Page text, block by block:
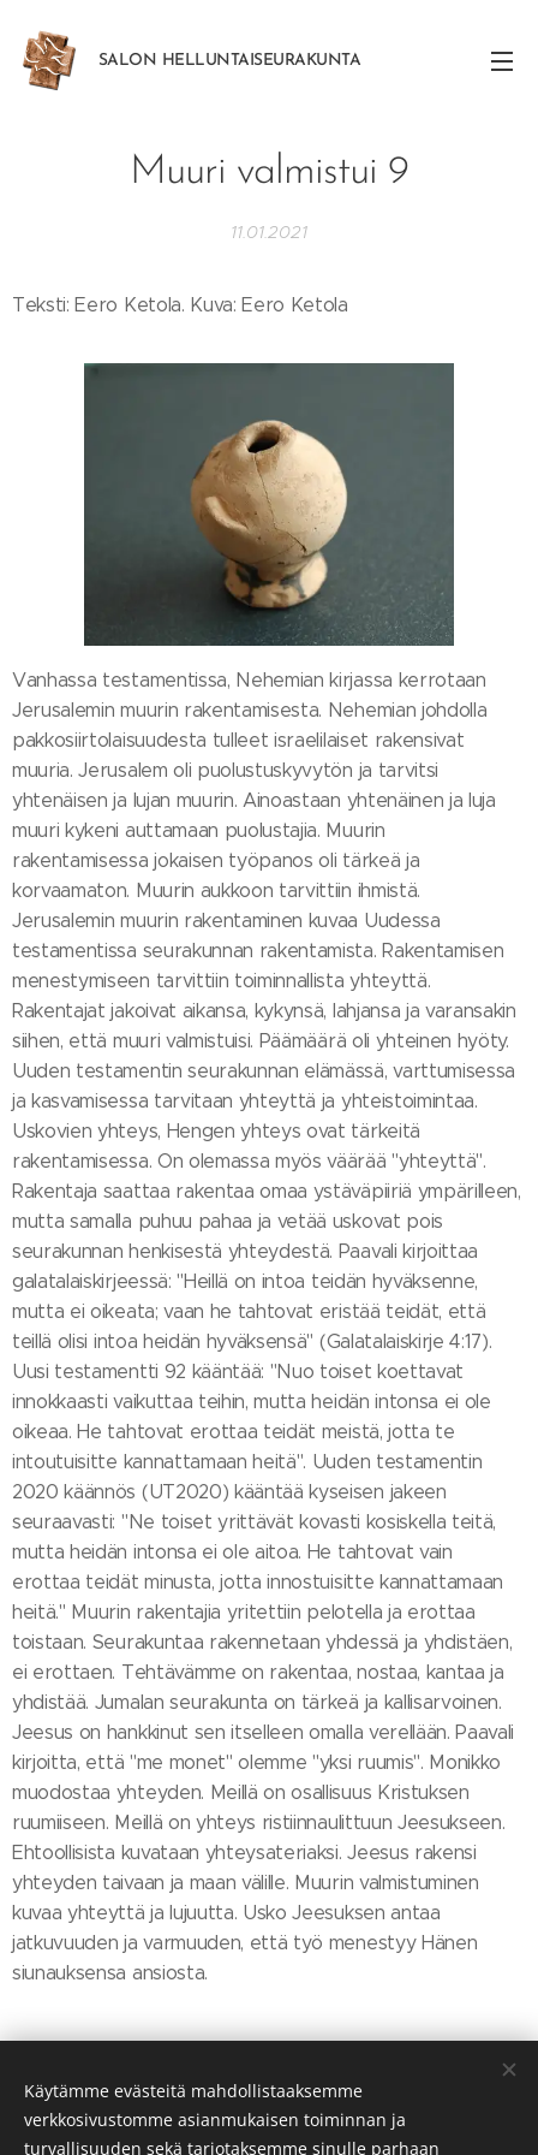
SALON HELLUNTAISEURAKUNTA
Muuri valmistui 9
11.01.2021
Teksti: Eero Ketola. Kuva: Eero Ketola
Vanhassa testamentissa, Nehemian kirjassa kerrotaan
Jerusalemin muurin rakentamisesta. Nehemian johdolla
pakkosiirtolaisuudesta tulleet israelilaiset rakensivat
muuria. Jerusalem oli puolustuskyvytön ja tarvitsi
yhtenäisen ja lujan muurin. Ainoastaan yhtenäinen ja luja
muuri kykeni auttamaan puolustajia. Muurin
rakentamisessa jokaisen työpanos oli tärkeä ja
korvaamaton. Muurin aukkoon tarvittiin ihmistä.
Jerusalemin muurin rakentaminen kuvaa Uudessa
testamentissa seurakunnan rakentamista. Rakentamisen
menestymiseen tarvittiin toiminnallista yhteyttä.
Rakentajat jakoivat aikansa, kykynsä, lahjansa ja varansakin
siihen, että muuri valmistuisi. Päämäärä oli yhteinen hyöty.
Uuden testamentin seurakunnan elämässä, varttumisessa
ja kasvamisessa tarvitaan yhteyttä ja yhteistoimintaa.
Uskovien yhteys, Hengen yhteys ovat tärkeitä
rakentamisessa. On olemassa myös väärää "yhteyttä".
Rakentaja saattaa rakentaa omaa ystäväpiiriä ympärilleen,
mutta samalla puhuu pahaa ja vetää uskovat pois
seurakunnan henkisestä yhteydestä. Paavali kirjoittaa
galatalaiskirjeessä: "Heillä on intoa teidän hyväksenne,
mutta ei oikeata; vaan he tahtovat eristää teidät, että
teillä olisi intoa heidän hyväksensä" (Galatalaiskirje 4:17).
Uusi testamentti 92 kääntää: "Nuo toiset koettavat
innokkaasti vaikuttaa teihin, mutta heidän intonsa ei ole
oikeaa. He tahtovat erottaa teidät meistä, jotta te
intoutuisitte kannattamaan heitä". Uuden testamentin
2020 käännös (UT2020) kääntää kyseisen jakeen
seuraavasti: "Ne toiset yrittävät kovasti kosiskella teitä,
mutta heidän intonsa ei ole aitoa. He tahtovat vain
erottaa teidät minusta, jotta innostuisitte kannattamaan
heitä." Muurin rakentajia yritettiin pelotella ja erottaa
toistaan. Seurakuntaa rakennetaan yhdessä ja yhdistäen,
ei erottaen. Tehtävämme on rakentaa, nostaa, kantaa ja
yhdistää. Jumalan seurakunta on tärkeä ja kallisarvoinen.
Jeesus on hankkinut sen itselleen omalla verellään. Paavali
kirjoitta, että "me monet" olemme "yksi ruumis". Monikko
muodostaa yhteyden. Meillä on osallisuus Kristuksen
ruumiiseen. Meillä on yhteys ristiinnaulittuun Jeesukseen.
Ehtoollisista kuvataan yhteysateriaksi. Jeesus rakensi
yhteyden taivaan ja maan välille. Muurin valmistuminen
kuvaa yhteyttä ja lujuutta. Usko Jeesuksen antaa
jatkuvuuden ja varmuuden, että työ menestyy Hänen
siunauksensa ansiosta.
Käytämme evästeitä mahdollistaaksemme
verkkosivustomme asianmukaisen toiminnan ja
turvallisuuden sekä tarjotaksemme sinulle parhaan